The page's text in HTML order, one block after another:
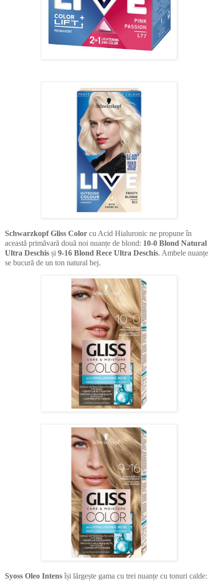
Schwarzkopf Gliss Color cu Acid Hialuronic ne propune în
această primăvară două noi nuanțe de blond: 10-0 Blond Natural
Ultra Deschis și 9-16 Blond Rece Ultra Deschis. Ambele nuanțe
se bucură de un ton natural bej.
Syoss Oleo Intensîși lărgește gama cu trei nuanțe cu tonuri calde: